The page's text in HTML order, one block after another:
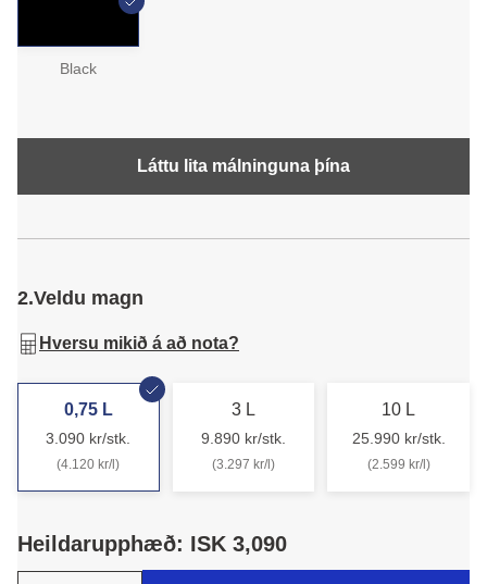
Black
Láttu lita málninguna þína
2.Veldu magn
Hversu mikið á að nota?
0,75 L
3.090 kr/stk.
(4.120 kr/l)
3 L
9.890 kr/stk.
(3.297 kr/l)
10 L
25.990 kr/stk.
(2.599 kr/l)
Heildarupphæð: ISK 3,090